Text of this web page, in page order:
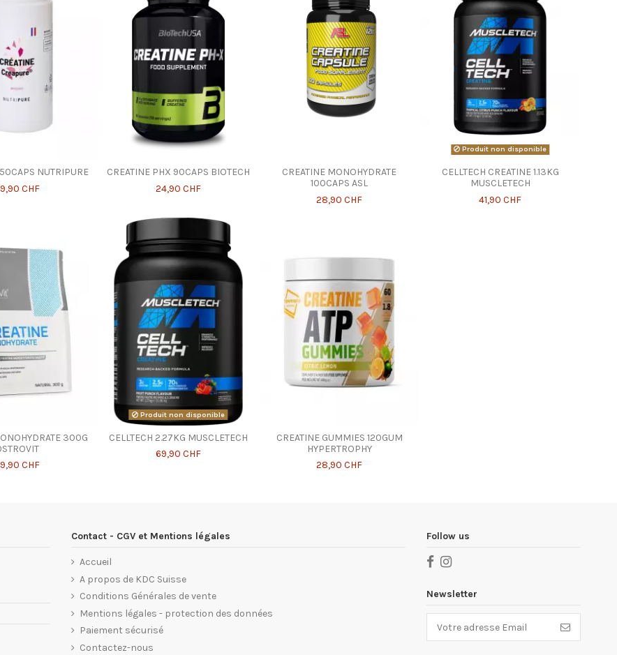
NUTRIPURE
CHF
CREATINE PHX 90CAPS BIOTECH
24,90 CHF
CREATINE MONOHYDRATE
100CAPS ASL
28,90 CHF
Produit non disponible
CELLTECH CREATINE 1.13KG
MUSCLETECH
41,90 CHF
300G
CHF
Produit non disponible
CELLTECH 2.27KG MUSCLETECH
69,90 CHF
CREATINE GUMMIES 120GUM
HYPERTROPHY
28,90 CHF
Contact - CGV et Mentions légales
Accueil
A propos de KDC Suisse
Conditions Générales de vente
Mentions légales - protection des données
Paiement sécurisé
Contactez-nous
Follow us
Newsletter